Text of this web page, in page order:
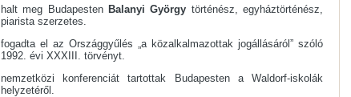
halt meg Budapesten Balanyi György történész, egyháztörténész,
piarista szerzetes.
fogadta el az Országgyűlés „a közalkalmazottak jogállásáról” szóló
1992. évi XXXIII. törvényt.
nemzetközi konferenciát tartottak Budapesten a Waldorf-iskolák
helyzetéről.